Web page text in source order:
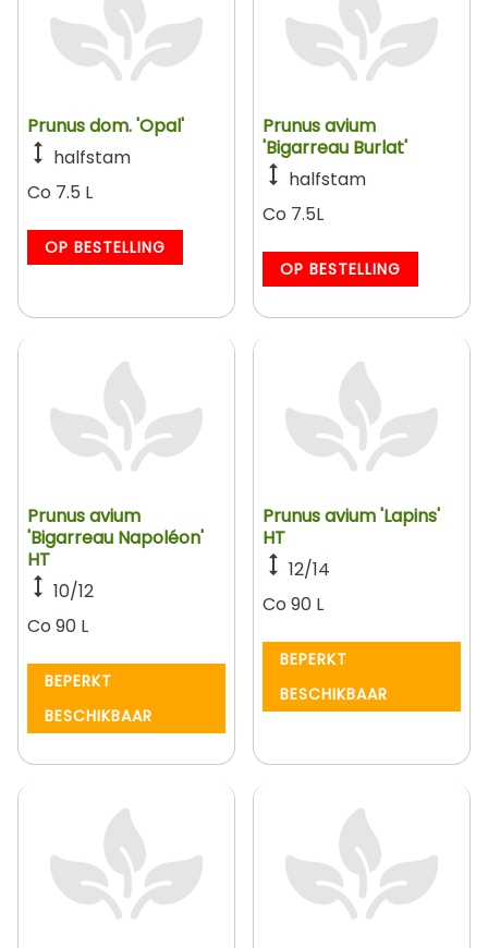
Prunus dom. 'Opal'
halfstam
Co 7.5 L
OP BESTELLING
Prunus avium
'Bigarreau Burlat'
halfstam
Co 7.5L
OP BESTELLING
Prunus avium
'Bigarreau Napoléon'
HT
10/12
Co 90 L
BEPERKT
BESCHIKBAAR
Prunus avium 'Lapins'
HT
12/14
Co 90 L
BEPERKT
BESCHIKBAAR